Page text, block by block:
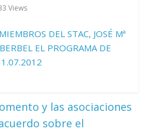
Views
DEL STAC, JOSÉ Mª
EL PROGRAMA DE
y las asociaciones
sobre el